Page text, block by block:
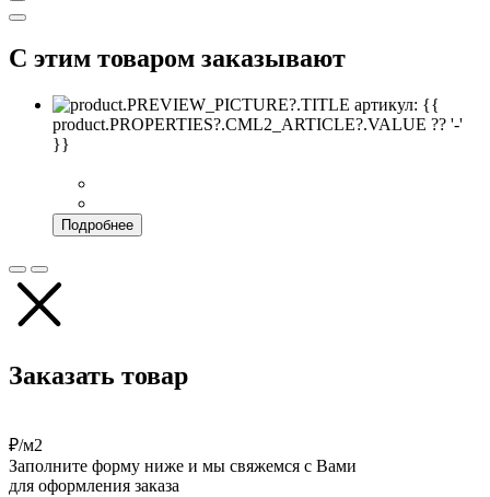
С этим товаром заказывают
артикул: {{
product.PROPERTIES?.CML2_ARTICLE?.VALUE ?? '-'
}}
Подробнее
Заказать товар
₽/м2
Заполните форму ниже и мы свяжемся с Вами
для оформления заказа